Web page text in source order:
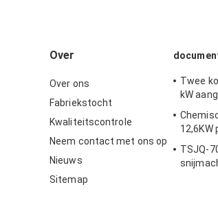
Over
Over ons
Fabriekstocht
Kwaliteitscontrole
Neem contact met ons op
Nieuws
Sitemap
Twee
kW
12,6KW
TSJQ-